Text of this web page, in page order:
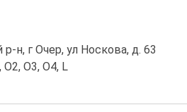
н, г Очер, ул Носкова, д. 63
O3, O4, L